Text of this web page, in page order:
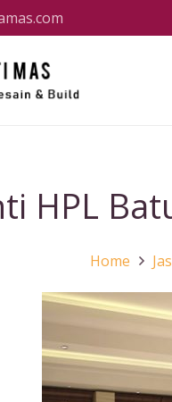
HPL
Home